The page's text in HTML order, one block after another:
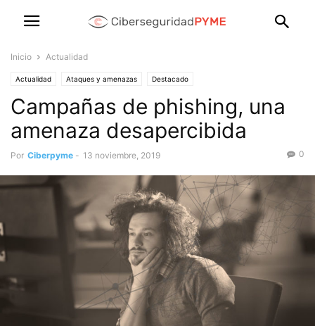
Inicio Actualidad
Actualidad Ataques y amenazas Destacado
Campañas de phishing, una
amenaza desapercibida
Por Ciberpyme - 13 noviembre, 2019 0